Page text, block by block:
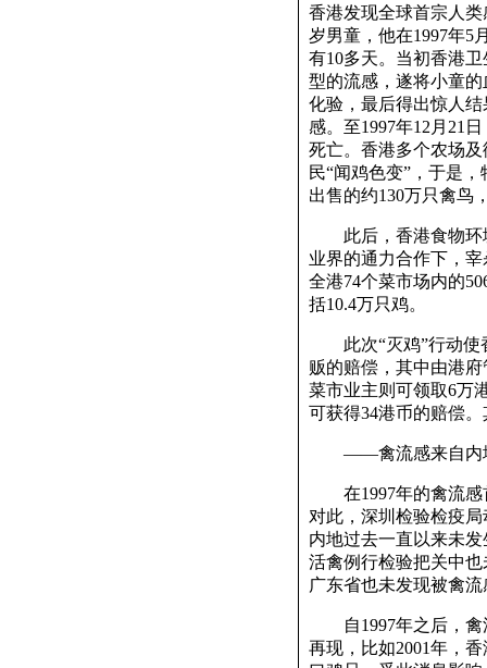
香港发现全球首宗人
岁男童，他在1997年5
有10多天。当初香港
型的流感，遂将小童
化验，最后得出惊人
感。至1997年12月21
死亡。香港多个农场
民“闻鸡色变”，于是
出售的约130万只禽鸟
此后，香港食物环
业界的通力合作下，
全港74个菜市场内的
括10.4万只鸡。
此次“灭鸡”行动使
贩的赔偿，其中由港
菜市业主则可领取6万
可获得34港币的赔偿
——禽流感来自内地
在1997年的禽流感
对此，深圳检验检疫
内地过去一直以来未
活禽例行检验把关中
广东省也未发现被禽
自1997年之后，禽
再现，比如2001年，